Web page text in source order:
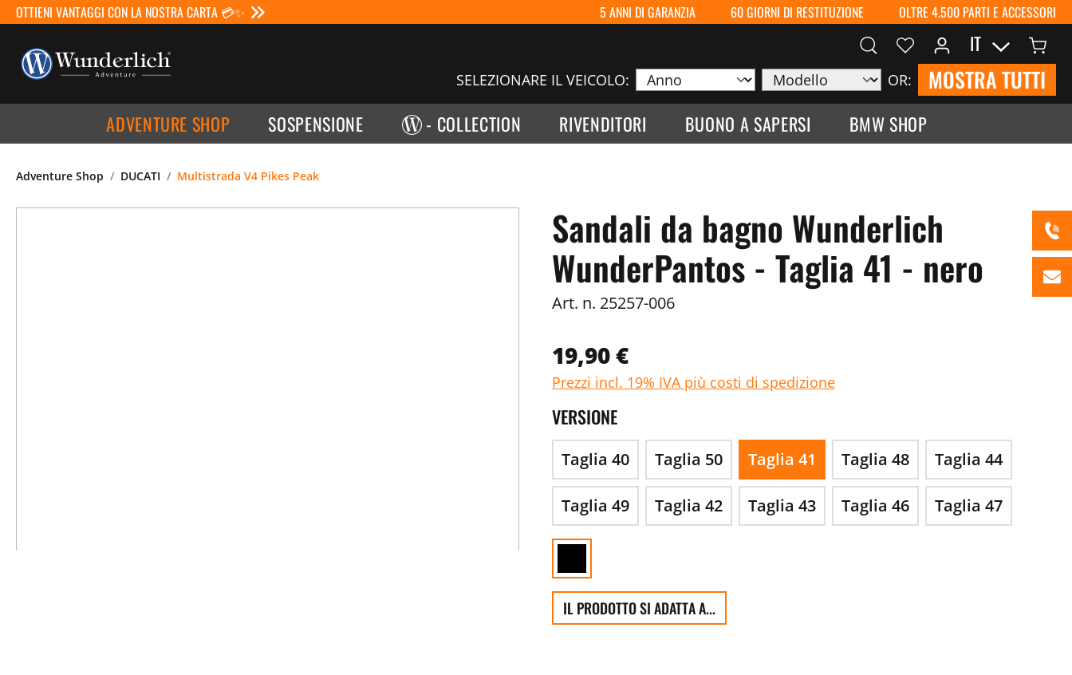
OTTIENI VANTAGGI CON LA NOSTRA CARTA 💳✨ 5 ANNI DI GARANZIA 60 GIORNI DI RESTITUZIONE OLTRE 4.500 PARTI E ACCESSORI
SELEZIONARE IL VEICOLO: OR: MOSTRA TUTTI
IT
ADVENTURE SHOP SOSPENSIONE - COLLECTION RIVENDITORI BUONO A SAPERSI BMW SHOP
Adventure Shop DUCATI Multistrada V4 Pikes Peak
Sandali da bagno Wunderlich
WunderPantos - Taglia 41 - nero
Art. n. 25257-006
19,90 €
Prezzi incl. 19% IVA più costi di spedizione
VERSIONE
Taglia 40 Taglia 50 Taglia 41 Taglia 48 Taglia 44
Taglia 49 Taglia 42 Taglia 43 Taglia 46 Taglia 47
IL PRODOTTO SI ADATTA A...